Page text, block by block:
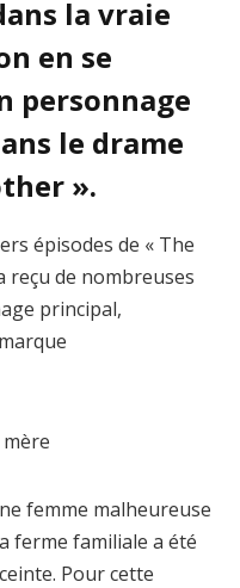
la vraie
en se
personnage
le drame
».
épisodes de « The
reçu de nombreuses
principal,
femme malheureuse
ferme familiale a été
Pour cette